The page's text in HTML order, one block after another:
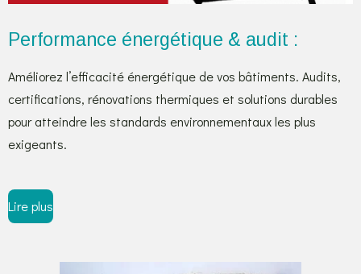
Performance énergétique & audit :
Améliorez l’efficacité énergétique de vos bâtiments. Audits,
certifications, rénovations thermiques et solutions durables
pour atteindre les standards environnementaux les plus
exigeants.
Lire plus